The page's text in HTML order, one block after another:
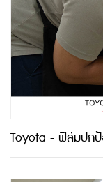
Toyota - ฟิล์มปกป้